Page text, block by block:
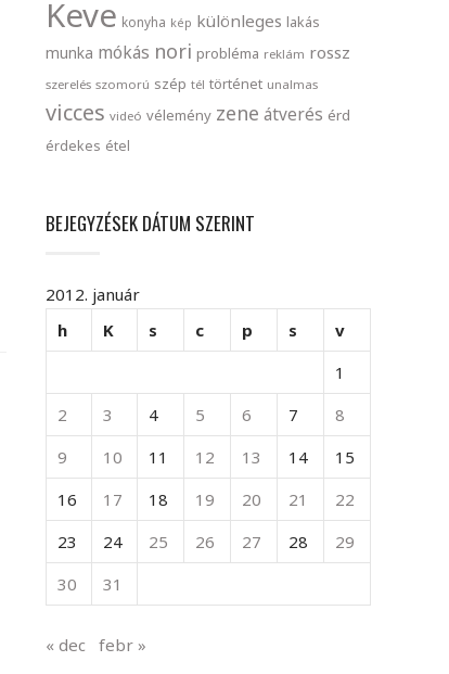
Keve konyha kép különleges lakás
munka mókás nori probléma reklám rossz
szerelés szomorú szép tél történet unalmas
vicces videó vélemény zene átverés érd
érdekes étel
BEJEGYZÉSEK DÁTUM SZERINT
2012. január
h
K s c p s
v
1
2
3 4 5 6 7
8
9
10 11 12 13 14
15
16
17 18 19 20 21
22
23
24 25 26 27 28
29
30
31
« dec febr »